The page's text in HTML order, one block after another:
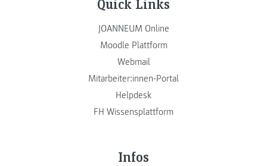
JOANNEUM Online
Moodle Plattform
Webmail
Mitarbeiter:innen-Portal
Helpdesk
FH Wissensplattform
Infos